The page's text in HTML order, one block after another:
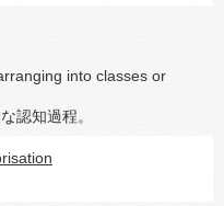
into classes or
認知過程。